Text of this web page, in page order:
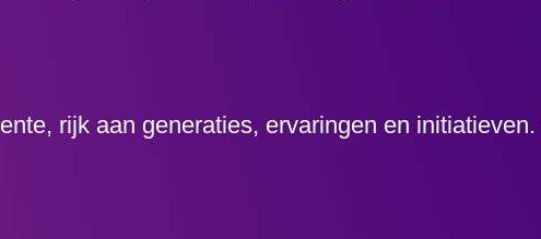
rijk aan generaties, ervaringen en